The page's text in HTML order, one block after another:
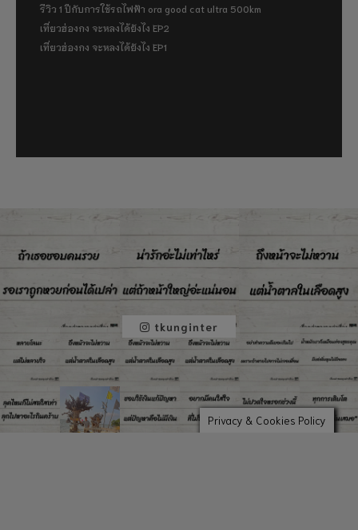
รีวิว 1 ปีกับการใช้รถไฟฟ้า ora good cat ultra 500km
เที่ยวฮ่องกง จะหลงได้ยังไง EP2
เที่ยวฮ่องกง จะหลงได้ยังไง EP1
tkunginter
Privacy & Cookies Policy